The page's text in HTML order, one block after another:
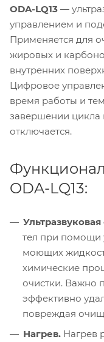
ODA-LQ13 —
управлением и
Применяется для
жировых и
внутренних
Цифровое
время работы и
завершении цикла
отключается.
ODA-LQ13:
тел при помощи
моющих
химические
очистки. Важно
эффективно
повреждая
Нагрев. Нагрев